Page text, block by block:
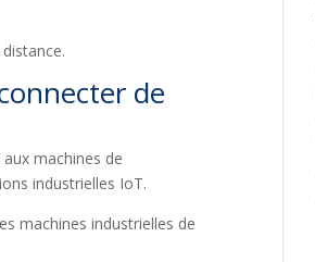
de
machines de
industrielles IoT.
machines industrielles de